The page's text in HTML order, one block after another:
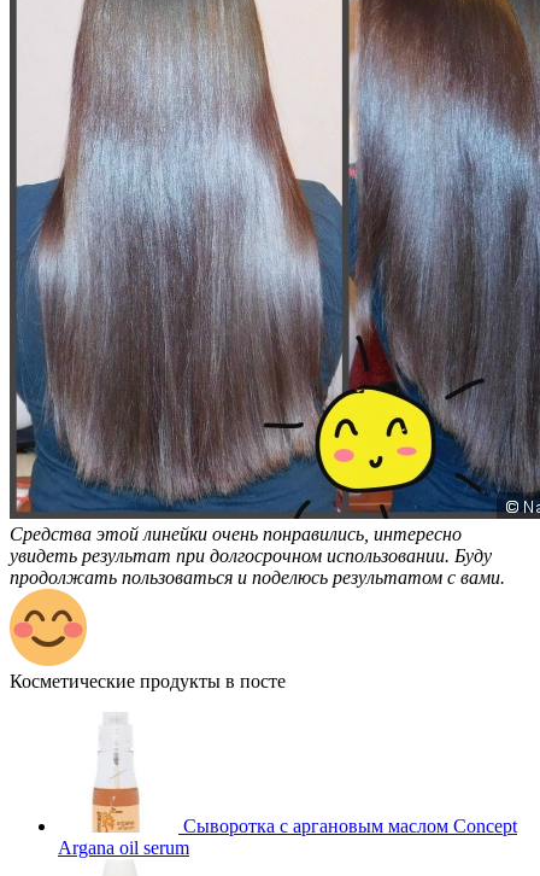
Средства этой линейки очень понравились, интересно
увидеть результат при долгосрочном использовании. Буду
продолжать пользоваться и поделюсь результатом с вами.
Косметические продукты в посте
Сыворотка с аргановым маслом Concept
Argana oil serum